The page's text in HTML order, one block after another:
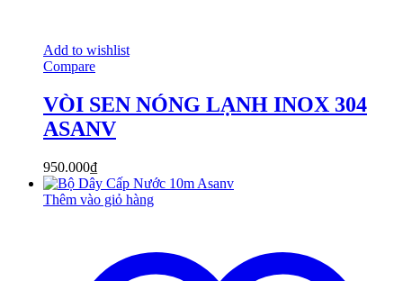
Add to wishlist
Compare
VÒI SEN NÓNG LẠNH INOX 304
ASANV
950.000₫
Thêm vào giỏ hàng